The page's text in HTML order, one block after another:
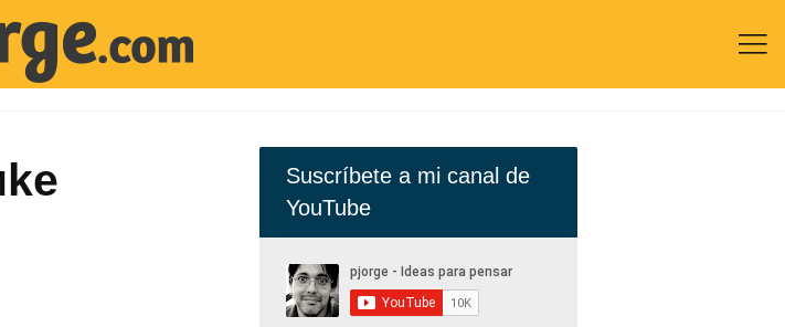

Suscríbete a mi canal de
YouTube